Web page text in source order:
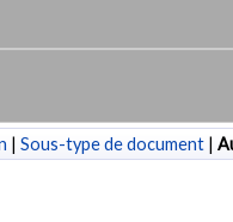
| Sous-type de document |